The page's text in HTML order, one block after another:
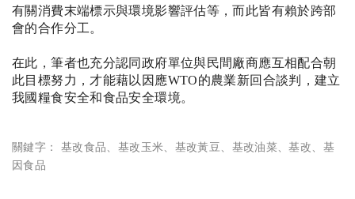
有關消費末端標示與環境影響評估等，而此皆有賴於跨部
會的合作分工。
在此，筆者也充分認同政府單位與民間廠商應互相配合朝
此目標努力，才能藉以因應WTO的農業新回合談判，建立
我國糧食安全和食品安全環境。
關鍵字： 基改食品 基改玉米 基改黃豆 基改油菜 、基改
基
因食品